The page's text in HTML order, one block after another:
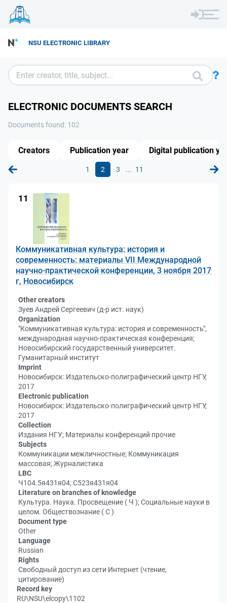
NSU ELECTRONIC LIBRARY
ELECTRONIC DOCUMENTS SEARCH
Documents found: 102
1 2 3 ... 11
11
Коммуникативная культура: история и
современность: материалы VII Международной
научно-практической конференции, 3 ноября 2017
г, Новосибирск
Other creators
Зуев Андрей Сергеевич (д-р ист. наук)
Organization
"Коммуникативная культура: история и современность",
международная научно-практическая конференция;
Новосибирский государственный университет.
Гуманитарный институт
Imprint
Новосибирск: Издательско-полиграфический центр НГУ,
2017
Electronic publication
Новосибирск: Издательско-полиграфический центр НГУ,
2017
Collection
Издания НГУ; Материалы конференций прочие
Subjects
Коммуникации межличностные; Коммуникация
массовая; Журналистика
LBC
Ч104.5я431я04; С523я431я04
Literature on branches of knowledge
Культура. Наука. Просвещение ( Ч ); Социальные науки в
целом. Обществознание ( С )
Document type
Other
Language
Russian
Rights
Свободный доступ из сети Интернет (чтение,
цитирование)
Record key
RU\NSU\elcopy\1102
Creators Publication year Digital publication